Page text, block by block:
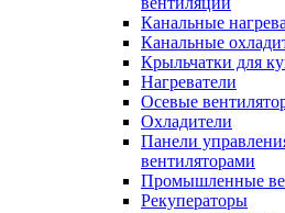
Канальные
Канальные
Крыльчатки для
Нагреватели
Осевые
Охладители
Панели
вентиляторами
Промышленные
Рекуператоры